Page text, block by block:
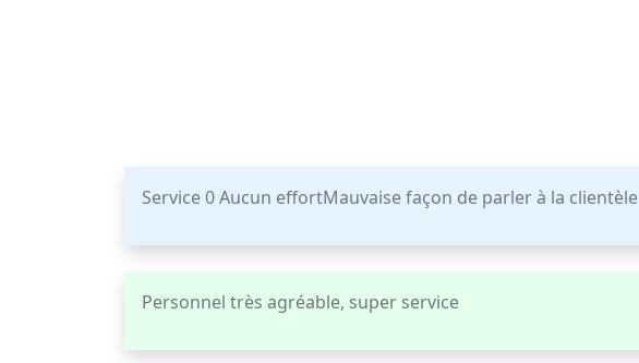
Service 0 Aucun effortMauvaise façon de parler à la clientèle
Personnel très agréable, super service